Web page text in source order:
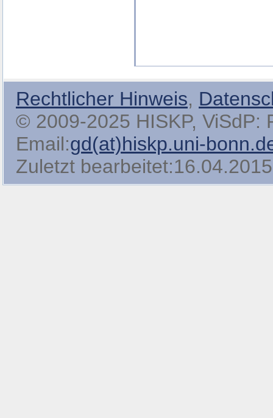
Rechtlicher Hinweis,
© 2009-2025 HISKP, ViSdP:
Email:gd(at)hiskp.uni-
Zuletzt